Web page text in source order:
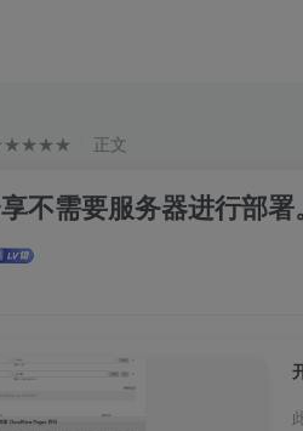
★★★★★ 正文
不需要服务器进行部